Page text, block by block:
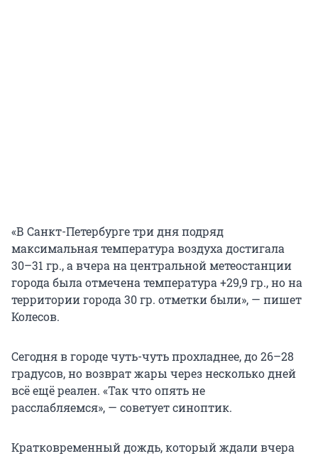
«В Санкт-Петербурге три дня подряд
максимальная температура воздуха достигала
30–31 гр., а вчера на центральной метеостанции
города была отмечена температура +29,9 гр., но на
территории города 30 гр. отметки были», — пишет
Колесов.
Сегодня в городе чуть-чуть прохладнее, до 26–28
градусов, но возврат жары через несколько дней
всё ещё реален. «Так что опять не
расслабляемся», — советует синоптик.
Кратковременный дождь, который ждали вчера